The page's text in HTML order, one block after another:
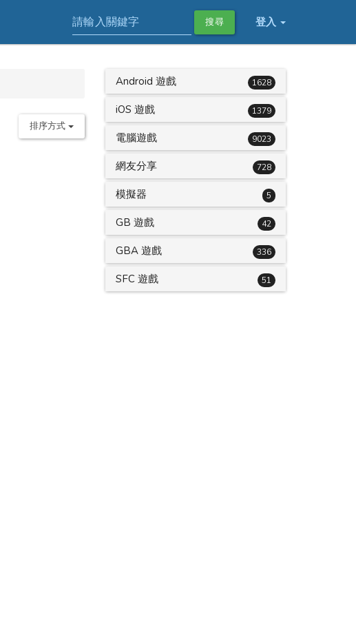
登入
搜尋
排序方式
Android 遊戲 1628
iOS 遊戲 1379
電腦遊戲 9023
網友分享 728
模擬器 5
GB 遊戲 42
GBA 遊戲 336
SFC 遊戲 51